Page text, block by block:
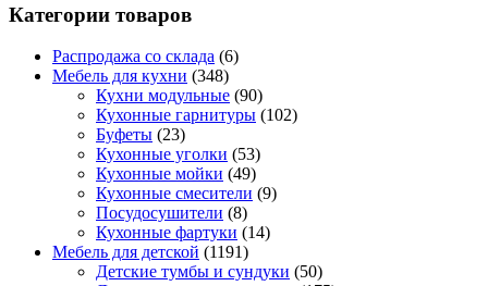
Категории товаров
Распродажа со склада (6)
Мебель для кухни (348)
Кухни модульные (90)
Кухонные гарнитуры (102)
Буфеты (23)
Кухонные уголки (53)
Кухонные мойки (49)
Кухонные смесители (9)
Посудосушители (8)
Кухонные фартуки (14)
Мебель для детской (1191)
Детские тумбы и сундуки (50)